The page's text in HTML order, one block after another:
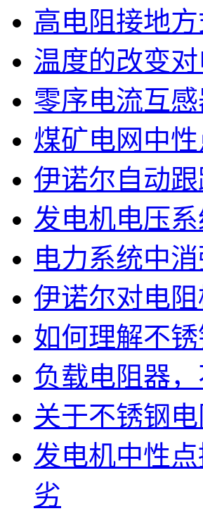
高电阻接地
温度的改变
零序电流互
煤矿电网中
伊诺尔自动
发电机电压
电力系统中
伊诺尔对电
如何理解不
负载电阻器
关于不锈钢
发电机中性
劣